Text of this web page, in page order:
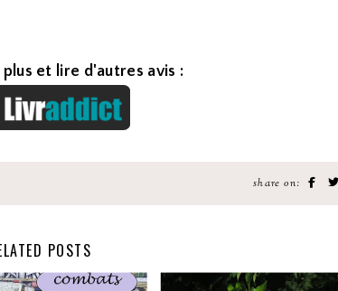
plus et lire d'autres avis :
share on:
POSTS